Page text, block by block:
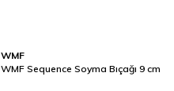
WMF
WMF Sequence Soyma Bıçağı 9 cm